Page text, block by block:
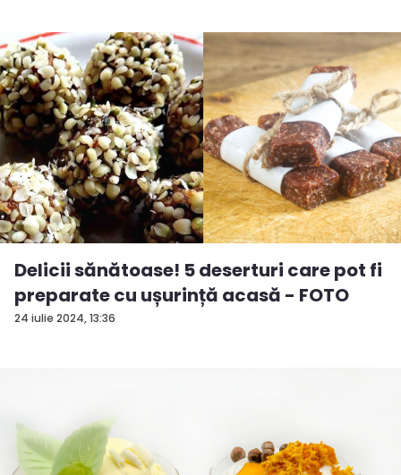
24 iulie 2024, 13:36
Delicii sănătoase! 5 deserturi care pot fi
preparate cu ușurință acasă - FOTO